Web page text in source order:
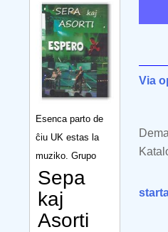
Esenca parto de
ĉiu UK estas la
muziko. Grupo
Sepa
kaj
Asorti
Via